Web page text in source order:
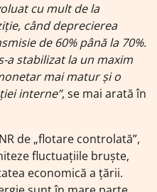
cu mult de la
când deprecierea
de 60% până la 70%.
a stabilizat la un maxim
mai matur și o
interne”, se mai arată în
de „flotare controlată”,
fluctuațiile bruște,
economică a țării.